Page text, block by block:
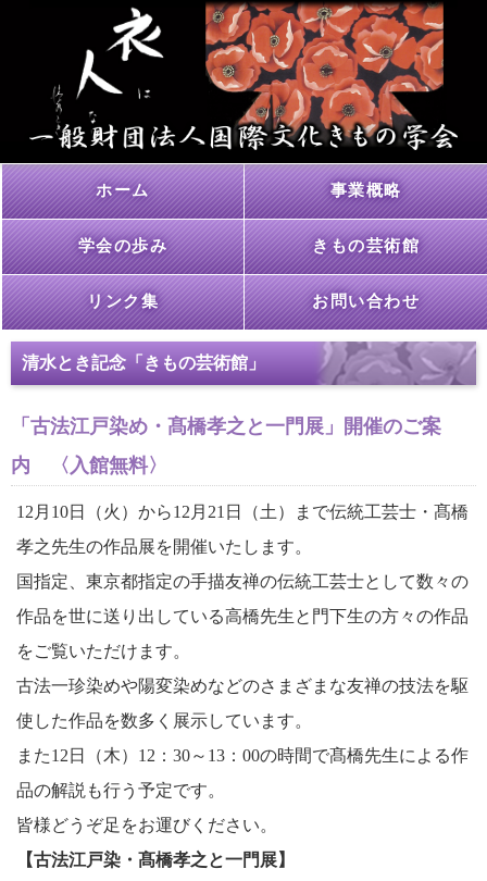
ホーム 事業概略
学会の歩み きもの芸術館
リンク集 お問い合わせ
清水とき記念「きもの芸術館」
「古法江戸染め・髙橋孝之と一門展」開催のご案
内 〈入館無料〉
12月10日（火）から12月21日（土）まで伝統工芸士・髙橋
孝之先生の作品展を開催いたします。
国指定、東京都指定の手描友禅の伝統工芸士として数々の
作品を世に送り出している高橋先生と門下生の方々の作品
をご覧いただけます。
古法一珍染めや陽変染めなどのさまざまな友禅の技法を駆
使した作品を数多く展示しています。
また12日（木）12：30～13：00の時間で髙橋先生による作
品の解説も行う予定です。
皆様どうぞ足をお運びください。
【古法江戸染・髙橋孝之と一門展】